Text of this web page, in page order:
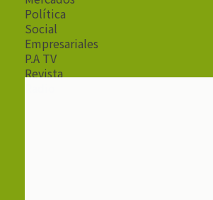
Política
Social
Empresariales
P.A TV
Revista